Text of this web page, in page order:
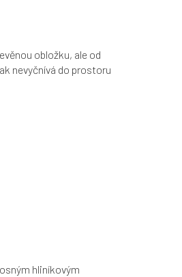
obložku, ale od
nevyčnívá do prostoru
hliníkovým